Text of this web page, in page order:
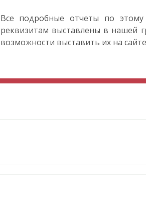
Все подробные отчеты по
реквизитам выставлены в нашей
возможности выставить их на